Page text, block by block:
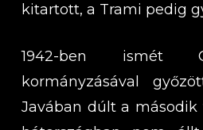
kitartott, a Trami pedig
1942-ben ismét
kormányzásával
Javában dúlt a második